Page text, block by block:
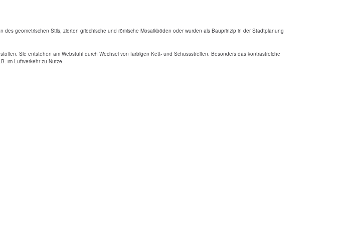
geometrischen Stils, zierten griechische und römische Mosaikböden oder wurden als Bauprinzip in der Stadtplanung
Sie entstehen am Webstuhl durch Wechsel von farbigen Kett- und Schussstreifen. Besonders das kontrastreiche
im Luftverkehr zu Nutze.